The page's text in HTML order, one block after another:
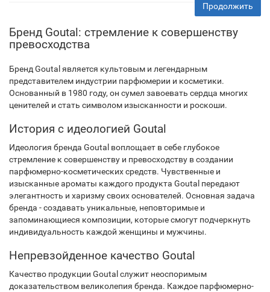
Продолжить
Бренд Goutal: стремление к совершенству
превосходства
Бренд Goutal является культовым и легендарным
представителем индустрии парфюмерии и косметики.
Основанный в 1980 году, он сумел завоевать сердца многих
ценителей и стать символом изысканности и роскоши.
История с идеологией Goutal
Идеология бренда Goutal воплощает в себе глубокое
стремление к совершенству и превосходству в создании
парфюмерно-косметических средств. Чувственные и
изысканные ароматы каждого продукта Goutal передают
элегантность и харизму своих основателей. Основная задача
бренда - создавать уникальные, неповторимые и
запоминающиеся композиции, которые смогут подчеркнуть
индивидуальность каждой женщины и мужчины.
Непревзойденное качество Goutal
Качество продукции Goutal служит неоспоримым
доказательством великолепия бренда. Каждое парфюмерно-